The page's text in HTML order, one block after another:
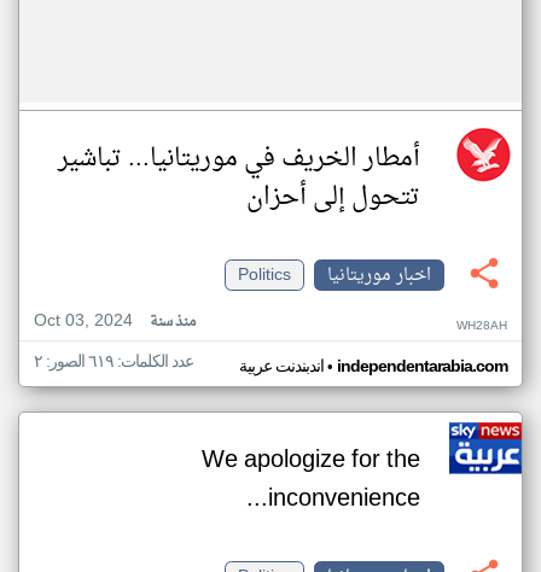
أمطار الخريف في موريتانيا... تباشير
تتحول إلى أحزان
اخبار موريتانيا
Politics
Oct 03, 2024
منذ سنة WH28AH
اندبندنت عربية• independentarabia.com عدد الكلمات: ٦١٩ الصور: ٢
We apologize for the
inconvenience...